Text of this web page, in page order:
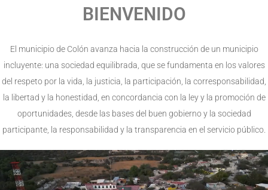
BIENVENIDO
El municipio de Colón avanza hacia la construcción de un municipio
incluyente: una sociedad equilibrada, que se fundamenta en los valores
del respeto por la vida, la justicia, la participación, la corresponsabilidad,
la libertad y la honestidad, en concordancia con la ley y la promoción de
oportunidades, desde las bases del buen gobierno y la sociedad
participante, la responsabilidad y la transparencia en el servicio público.